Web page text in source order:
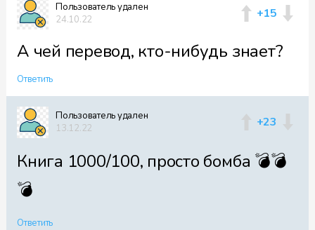
Файл 44
Файл 45
Пользователь удален
24.10.22
+15
А чей перевод, кто-нибудь знает?
Ответить
Пользователь удален
13.12.22
+23
Книга 1000/100, просто бомба 💣💣
💣
Ответить